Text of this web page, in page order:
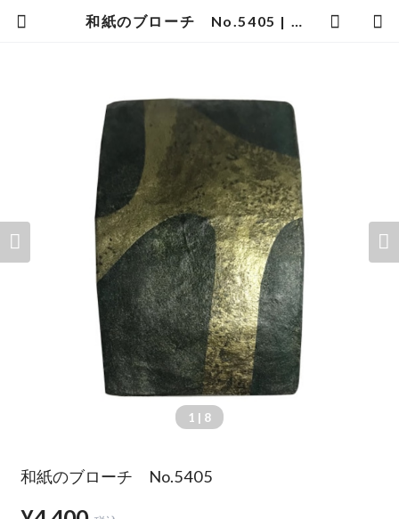
和紙のブローチ No.5405 | 暮らしの中の和紙のかたち
1 | 8
和紙のブローチ No.5405